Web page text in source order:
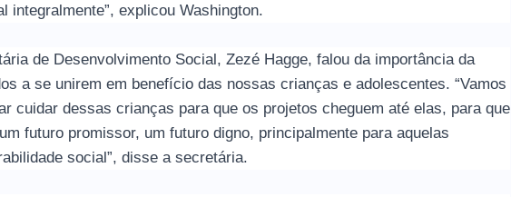
integralmente”, explicou Washington.
de Desenvolvimento Social, Zezé Hagge, falou da importância da
a se unirem em benefício das nossas crianças e adolescentes. “Vamos
cuidar dessas crianças para que os projetos cheguem até elas, para que
futuro promissor, um futuro digno, principalmente para aquelas
social”, disse a secretária.